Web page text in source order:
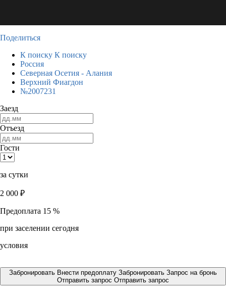
Поделиться
К поиску К поиску
Россия
Северная Осетия - Алания
Верхний Фиагдон
№2007231
Заезд
Отъезд
Гости
за сутки
2 000 ₽
Предоплата 15 %
при заселении сегодня
условия
Забронировать Внести предоплату Забронировать Запрос на бронь
Отправить запрос Отправить запрос